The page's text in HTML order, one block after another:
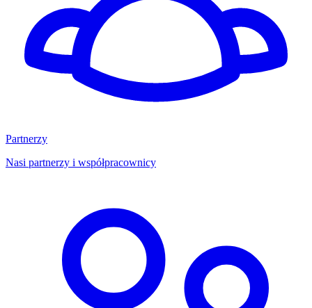
Partnerzy
Nasi partnerzy i współpracownicy